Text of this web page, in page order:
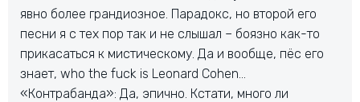
явно более грандиозное. Парадокс, но второй его
песни я с тех пор так и не слышал – боязно как-то
прикасаться к мистическому. Да и вообще, пёс его
знает, who the fuck is Leonard Cohen…
«Контрабанда»: Да, эпично. Кстати, много ли